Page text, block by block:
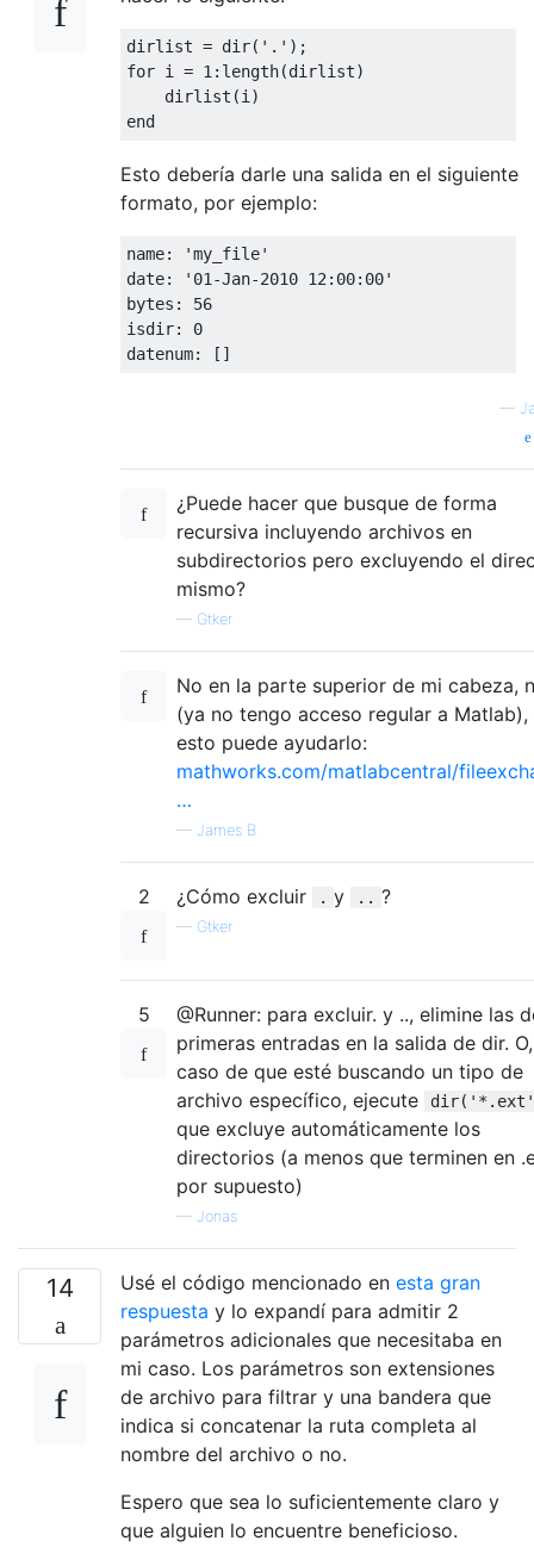
dirlist = dir( '.' ) ;
for i = 1 : length(dirlist)
dirlist (i )
end
Esto debería darle una salida en el siguiente
formato, por ejemplo:
name:
'my_file'
date:
'01-Jan-2010 12:00:00'
bytes :
56
isdir:
0
datenum: []
—
¿Puede hacer que busque de forma
recursiva incluyendo archivos en
subdirectorios pero excluyendo el
mismo?
— Gtker
No en la parte superior de mi cabeza,
(ya no tengo acceso regular a Matlab),
esto puede ayudarlo:
mathworks.com/matlabcentral/
…
— James B
2 ¿Cómo excluir . y .. ?
— Gtker
5
@Runner: para excluir. y .., elimine las
primeras entradas en la salida de dir.
caso de que esté buscando un tipo de
archivo específico, ejecute
que excluye automáticamente los
directorios (a menos que terminen en
por supuesto)
— Jonas
14 Usé el código mencionado en esta gran
respuesta y lo expandí para admitir 2
parámetros adicionales que necesitaba en
mi caso. Los parámetros son extensiones
de archivo para filtrar y una bandera que
indica si concatenar la ruta completa al
nombre del archivo o no.
Espero que sea lo suficientemente claro y
que alguien lo encuentre beneficioso.